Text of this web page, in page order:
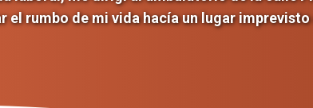
el rumbo de mi vida hacía un lugar